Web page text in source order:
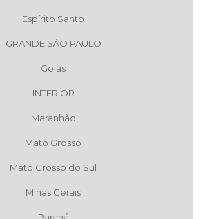
Espírito Santo
GRANDE SÃO PAULO
Goiás
INTERIOR
Maranhão
Mato Grosso
Mato Grosso do Sul
Minas Gerais